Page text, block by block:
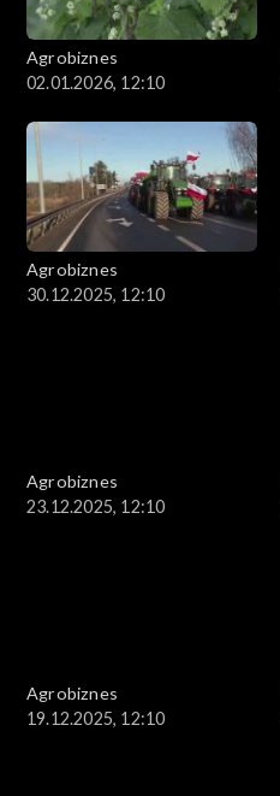
Agrobiznes
02.01.2026, 12:10
Agrobiznes
30.12.2025, 12:10
Agrobiznes
23.12.2025, 12:10
Agrobiznes
19.12.2025, 12:10